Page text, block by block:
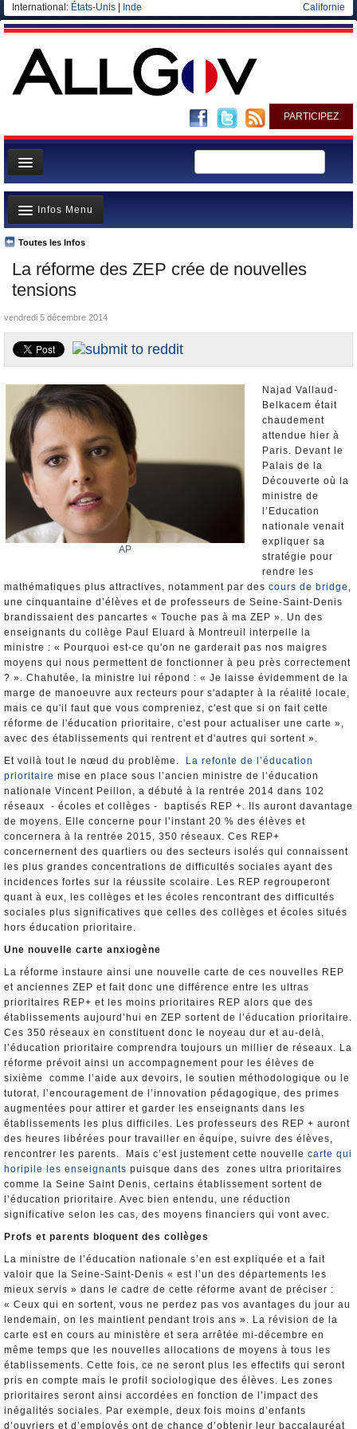
International: États-Unis Inde Californie
PARTICIPEZ
Page d'accueil
Infos
Gouvernement
Ministères/Directions
Blog
Elections européennes
La réforme des ZEP crée de nouvelles
tensions
Toutes les Infos
Infos Menu
A la Une
Polémiques
La France et le Monde
Nominations et Démissions
Elections européennes
Infos insolites
vendredi 5 décembre 2014
AP
Najad Vallaud-
Belkacem était
chaudement
attendue hier à
Paris. Devant le
Palais de la
Découverte où la
ministre de
l’Education
nationale venait
expliquer sa
stratégie pour
rendre les
mathématiques plus attractives, notamment par des cours de bridge ,
une cinquantaine d’élèves et de professeurs de Seine-Saint-Denis
brandissaient des pancartes « Touche pas à ma ZEP ». Un des
enseignants du collège Paul Eluard à Montreuil interpelle la
ministre : « Pourquoi est-ce qu'on ne garderait pas nos maigres
moyens qui nous permettent de fonctionner à peu près correctement
? ». Chahutée, la ministre lui répond : « Je laisse évidemment de la
marge de manoeuvre aux recteurs pour s'adapter à la réalité locale,
mais ce qu'il faut que vous compreniez, c'est que si on fait cette
réforme de l'éducation prioritaire, c'est pour actualiser une carte »,
avec des établissements qui rentrent et d'autres qui sortent ».
Et voilà tout le nœud du problème.
La refonte de l’éducation
prioritaire mise en place sous l’ancien ministre de l’éducation
nationale Vincent Peillon, a débuté à la rentrée 2014 dans 102
réseaux - écoles et collèges - baptisés REP +. Ils auront davantage
de moyens. Elle concerne pour l’instant 20 % des élèves et
concernera à la rentrée 2015, 350 réseaux. Ces REP+
concernernent des quartiers ou des secteurs isolés qui connaissent
les plus grandes concentrations de difficultés sociales ayant des
incidences fortes sur la réussite scolaire. Les REP regrouperont
quant à eux, les collèges et les écoles rencontrant des difficultés
sociales plus significatives que celles des collèges et écoles situés
hors éducation prioritaire.
Une nouvelle carte anxiogène
La réforme instaure ainsi une nouvelle carte de ces nouvelles REP
et anciennes ZEP et fait donc une différence entre les ultras
prioritaires REP+ et les moins prioritaires REP alors que des
établissements aujourd’hui en ZEP sortent de l’éducation prioritaire.
Ces 350 réseaux en constituent donc le noyeau dur et au-delà,
l’éducation prioritaire comprendra toujours un millier de réseaux. La
réforme prévoit ainsi un accompagnement pour les élèves de
sixième comme l’aide aux devoirs, le soutien méthodologique ou le
tutorat, l’encouragement de l’innovation pédagogique, des primes
augmentées pour attirer et garder les enseignants dans les
établissements les plus difficiles. Les professeurs des REP + auront
des heures libérées pour travailler en équipe, suivre des élèves,
rencontrer les parents. Mais c’est justement cette nouvelle carte qui
horipile les enseignants puisque dans des zones ultra prioritaires
comme la Seine Saint Denis, certains établissement sortent de
l’éducation prioritaire. Avec bien entendu, une réduction
significative selon les cas, des moyens financiers qui vont avec.
Profs et parents bloquent des collèges
La ministre de l’éducation nationale s’en est expliquée et a fait
valoir que la Seine-Saint-Denis « est l’un des départements les
mieux servis » dans le cadre de cette réforme avant de préciser :
« Ceux qui en sortent, vous ne perdez pas vos avantages du jour au
lendemain, on les maintient pendant trois ans ». La révision de la
carte est en cours au ministère et sera arrêtée mi-décembre en
même temps que les nouvelles allocations de moyens à tous les
établissements. Cette fois, ce ne seront plus les effectifs qui seront
pris en compte mais le profil sociologique des élèves. Les zones
prioritaires seront ainsi accordées en fonction de l’impact des
inégalités sociales. Par exemple, deux fois moins d’enfants
d’ouvriers et d’employés ont de chance d’obtenir leur baccalauréat